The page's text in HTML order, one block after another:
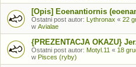
[Opis] Eoenantiornis
Ostatni post autor: Lythronax « 22
w Avialae
{PREZENTACJA OKAZU}
Ostatni post autor: Motyl.11 « 18
w Pisces (ryby)